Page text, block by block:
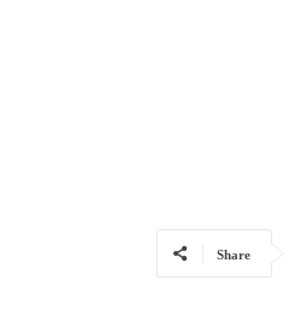
Share